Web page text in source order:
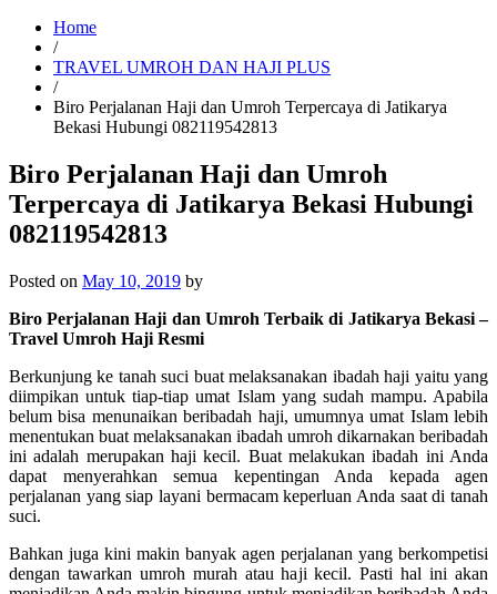
Home
/
TRAVEL UMROH DAN HAJI PLUS
/
Biro Perjalanan Haji dan Umroh Terpercaya di Jatikarya
Bekasi Hubungi 082119542813
Biro Perjalanan Haji dan Umroh
Terpercaya di Jatikarya Bekasi Hubungi
082119542813
Posted on May 10, 2019 by
Biro Perjalanan Haji dan Umroh Terbaik di Jatikarya Bekasi –
Travel Umroh Haji Resmi
Berkunjung ke tanah suci buat melaksanakan ibadah haji yaitu yang
diimpikan untuk tiap-tiap umat Islam yang sudah mampu. Apabila
belum bisa menunaikan beribadah haji, umumnya umat Islam lebih
menentukan buat melaksanakan ibadah umroh dikarnakan beribadah
ini adalah merupakan haji kecil. Buat melakukan ibadah ini Anda
dapat menyerahkan semua kepentingan Anda kepada agen
perjalanan yang siap layani bermacam keperluan Anda saat di tanah
suci.
Bahkan juga kini makin banyak agen perjalanan yang berkompetisi
dengan tawarkan umroh murah atau haji kecil. Pasti hal ini akan